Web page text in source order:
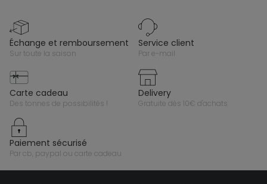
échange et remboursement
sur toute la saison
service client
par e-mail
carte cadeau
des tonnes de possibilités !
delivery
gratuite dès 10€ d'achats
paiement sécurisé
par cb, paypal ou carte cadeau